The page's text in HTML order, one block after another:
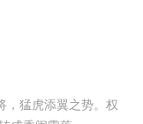
，猛虎添翼之势。权